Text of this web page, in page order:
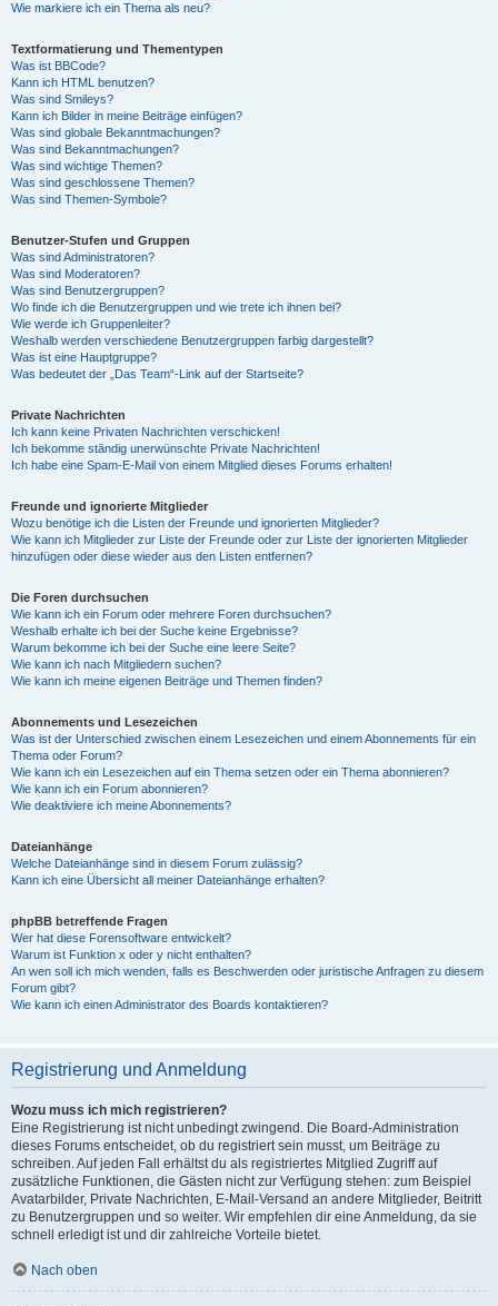
Wie markiere ich ein Thema als neu?
Textformatierung und Thementypen
Was ist BBCode?
Kann ich HTML benutzen?
Was sind Smileys?
Kann ich Bilder in meine Beiträge einfügen?
Was sind globale Bekanntmachungen?
Was sind Bekanntmachungen?
Was sind wichtige Themen?
Was sind geschlossene Themen?
Was sind Themen-Symbole?
Benutzer-Stufen und Gruppen
Was sind Administratoren?
Was sind Moderatoren?
Was sind Benutzergruppen?
Wo finde ich die Benutzergruppen und wie trete ich ihnen bei?
Wie werde ich Gruppenleiter?
Weshalb werden verschiedene Benutzergruppen farbig dargestellt?
Was ist eine Hauptgruppe?
Was bedeutet der „Das Team“-Link auf der Startseite?
Private Nachrichten
Ich kann keine Privaten Nachrichten verschicken!
Ich bekomme ständig unerwünschte Private Nachrichten!
Ich habe eine Spam-E-Mail von einem Mitglied dieses Forums erhalten!
Freunde und ignorierte Mitglieder
Wozu benötige ich die Listen der Freunde und ignorierten Mitglieder?
Wie kann ich Mitglieder zur Liste der Freunde oder zur Liste der ignorierten Mitglieder
hinzufügen oder diese wieder aus den Listen entfernen?
Die Foren durchsuchen
Wie kann ich ein Forum oder mehrere Foren durchsuchen?
Weshalb erhalte ich bei der Suche keine Ergebnisse?
Warum bekomme ich bei der Suche eine leere Seite?
Wie kann ich nach Mitgliedern suchen?
Wie kann ich meine eigenen Beiträge und Themen finden?
Abonnements und Lesezeichen
Was ist der Unterschied zwischen einem Lesezeichen und einem Abonnements für ein
Thema oder Forum?
Wie kann ich ein Lesezeichen auf ein Thema setzen oder ein Thema abonnieren?
Wie kann ich ein Forum abonnieren?
Wie deaktiviere ich meine Abonnements?
Dateianhänge
Welche Dateianhänge sind in diesem Forum zulässig?
Kann ich eine Übersicht all meiner Dateianhänge erhalten?
phpBB betreffende Fragen
Wer hat diese Forensoftware entwickelt?
Warum ist Funktion x oder y nicht enthalten?
An wen soll ich mich wenden, falls es Beschwerden oder juristische Anfragen zu diesem
Forum gibt?
Wie kann ich einen Administrator des Boards kontaktieren?
Registrierung und Anmeldung
Wozu muss ich mich registrieren?
Eine Registrierung ist nicht unbedingt zwingend. Die Board-Administration
dieses Forums entscheidet, ob du registriert sein musst, um Beiträge zu
schreiben. Auf jeden Fall erhältst du als registriertes Mitglied Zugriff auf
zusätzliche Funktionen, die Gästen nicht zur Verfügung stehen: zum Beispiel
Avatarbilder, Private Nachrichten, E-Mail-Versand an andere Mitglieder, Beitritt
zu Benutzergruppen und so weiter. Wir empfehlen dir eine Anmeldung, da sie
schnell erledigt ist und dir zahlreiche Vorteile bietet.
Nach oben